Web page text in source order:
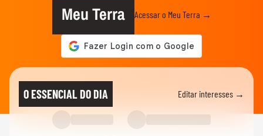
Meu Terra Acessar o Meu Terra →
O ESSENCIAL DO DIA Editar interesses →